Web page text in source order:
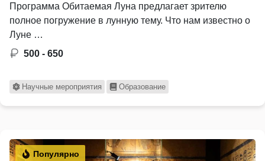
Программа Обитаемая Луна предлагает зрителю
полное погружение в лунную тему. Что нам известно о
Луне …
500 - 650
Научные мероприятия Образование
Популярно